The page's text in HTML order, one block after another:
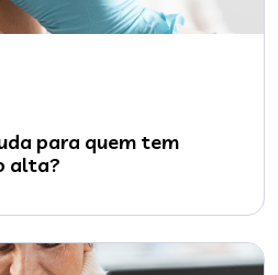
para quem tem
alta?